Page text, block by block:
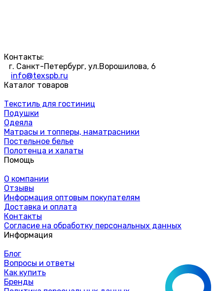
Контакты:
г. Санкт-Петербург, ул.Ворошилова, 6
info@texspb.ru
Каталог товаров
Текстиль для гостиниц
Подушки
Одеяла
Матрасы и топперы, наматрасники
Постельное белье
Полотенца и халаты
Помощь
О компании
Отзывы
Информация оптовым покупателям
Доставка и оплата
Контакты
Согласие на обработку персональных данных
Информация
Блог
Вопросы и ответы
Как купить
Бренды